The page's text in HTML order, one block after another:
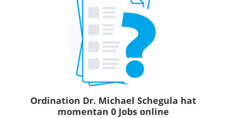
Ordination Dr. Michael Schegula hat
momentan 0 Jobs online